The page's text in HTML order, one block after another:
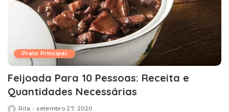
Prato Principal
Feijoada Para 10 Pessoas: Receita e
Quantidades Necessárias
Rita setembro 27, 2020